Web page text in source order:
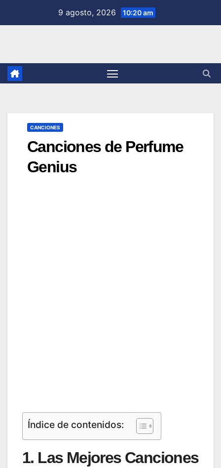
9 agosto, 2026 10:20 am
CANCIONES
Canciones de Perfume
Genius
Índice de contenidos:
1. Las Mejores Canciones